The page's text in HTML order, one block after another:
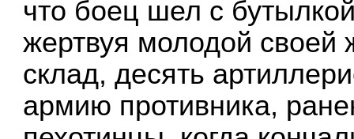
что боец шел с
жертвуя молодой
склад, десять
армию противника,